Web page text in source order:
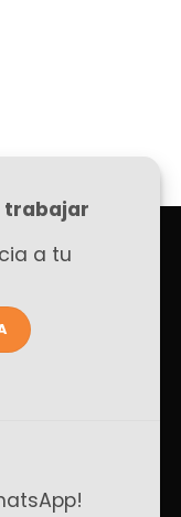
trabajar
a tu